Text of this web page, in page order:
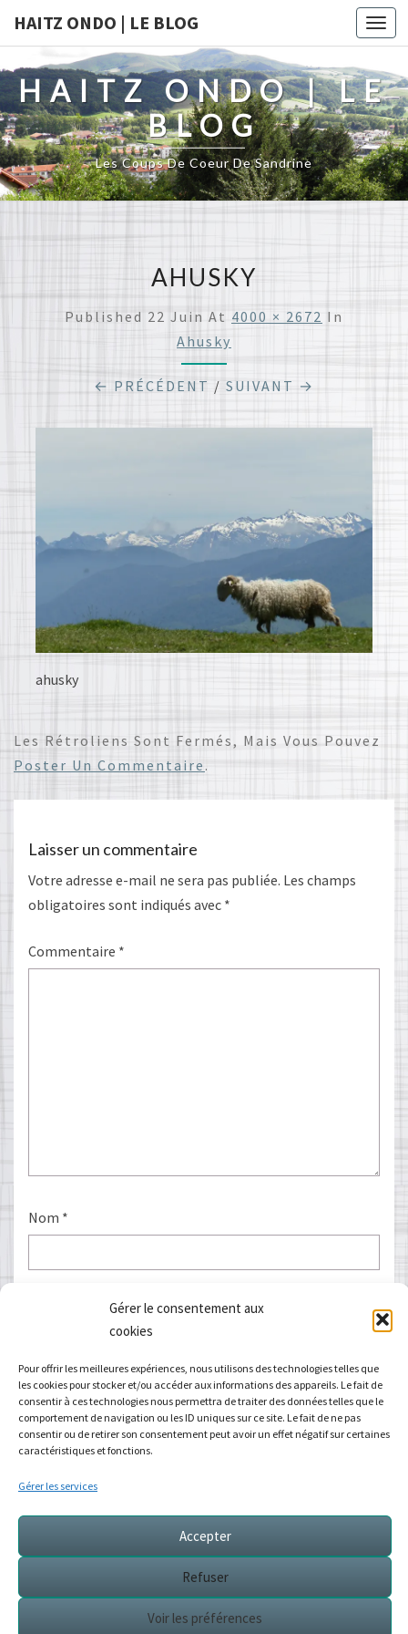
Gérer le consentement aux
cookies
Pour offrir les meilleures expériences, nous utilisons des technologies telles que
les cookies pour stocker et/ou accéder aux informations des appareils. Le fait de
consentir à ces technologies nous permettra de traiter des données telles que le
comportement de navigation ou les ID uniques sur ce site. Le fait de ne pas
consentir ou de retirer son consentement peut avoir un effet négatif sur certaines
caractéristiques et fonctions.
Gérer les services
Accepter
Refuser
Voir les préférences
HAITZ ONDO | LE BLOG
HAITZ ONDO | LE
BLOG
Les Coups De Coeur De Sandrine
AHUSKY
Published 22 Juin At 4000 × 2672 In
Ahusky
← PRÉCÉDENT / SUIVANT →
ahusky
Les Rétroliens Sont Fermés, Mais Vous Pouvez
Poster Un Commentaire .
Laisser un commentaire
Votre adresse e-mail ne sera pas publiée. Les champs
obligatoires sont indiqués avec *
Commentaire *
Nom *
Site web
Voir les cours de Yoga